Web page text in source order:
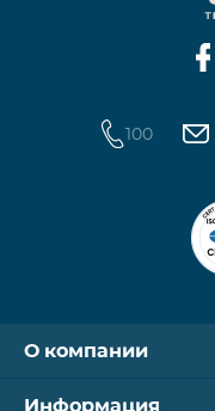
100
О компании
Информация